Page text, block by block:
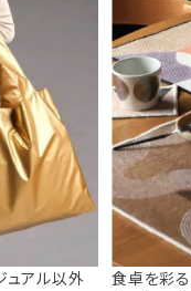
ュアル以外
食卓を彩る